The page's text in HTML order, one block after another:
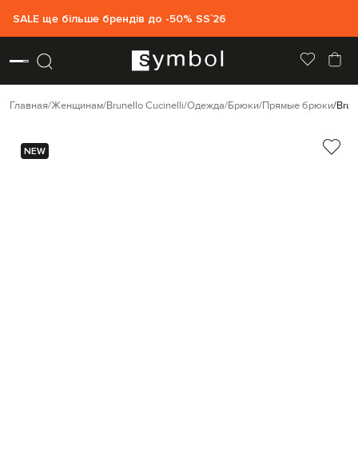
SALE ще більше брендів до -50% SS`26
Главная Женщинам Brunello Cucinelli Одежда Брюки Прямые брюки
NEW